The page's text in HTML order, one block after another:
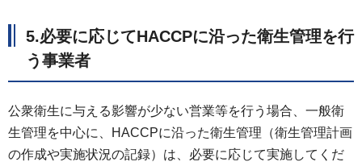
5.必要に応じてHACCPに沿った衛生管理を行
う事業者
公衆衛生に与える影響が少ない営業等を行う場合、一般衛
生管理を中心に、HACCPに沿った衛生管理（衛生管理計画
の作成や実施状況の記録）は、必要に応じて実施してくだ